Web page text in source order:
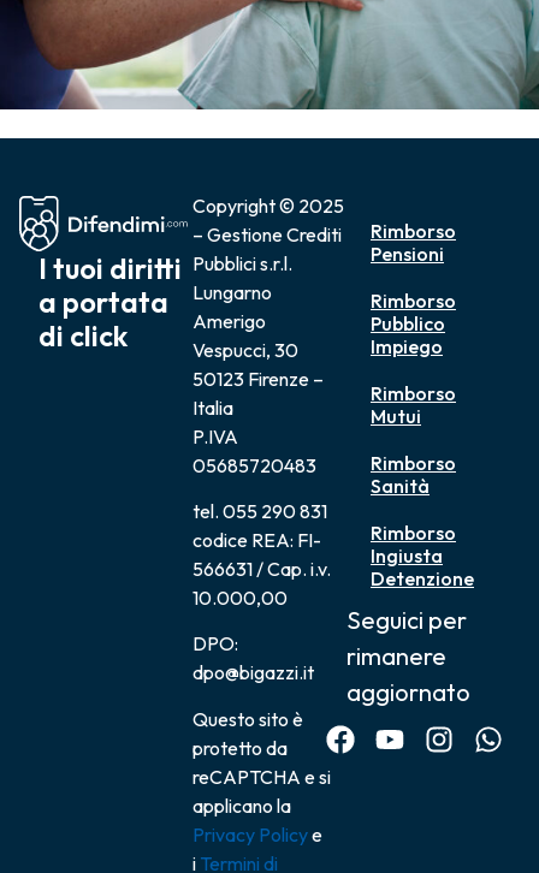
I tuoi diritti
a portata
di click
Copyright © 2025
– Gestione Crediti
Pubblici s.r.l.
Lungarno
Amerigo
Vespucci, 30
50123 Firenze –
Italia
P.IVA
05685720483
tel. 055 290 831
codice REA: FI-
566631 / Cap. i.v.
10.000,00
DPO:
dpo@bigazzi.it
Questo sito è
protetto da
reCAPTCHA e si
applicano la
Privacy Policye
i Termini di
Rimborso
Pensioni
Rimborso
Pubblico
Impiego
Rimborso
Mutui
Rimborso
Sanità
Rimborso
Ingiusta
Detenzione
Seguici per
rimanere
aggiornato